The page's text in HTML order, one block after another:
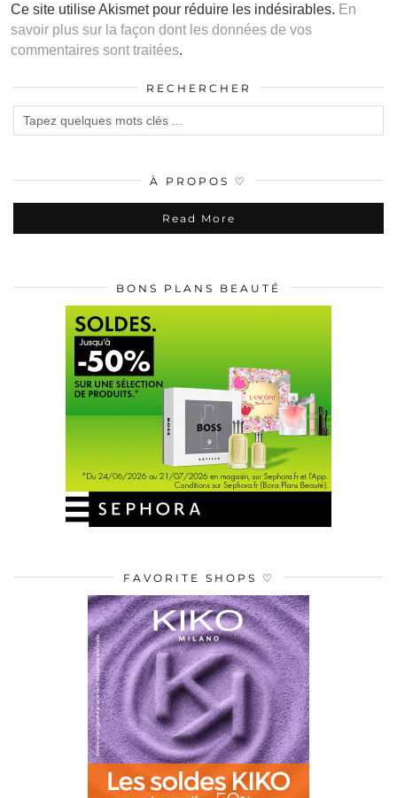
Ce site utilise Akismet pour réduire les indésirables. En
savoir plus sur la façon dont les données de vos
commentaires sont traitées.
RECHERCHER
À PROPOS ♡
Read More
BONS PLANS BEAUTÉ
FAVORITE SHOPS ♡